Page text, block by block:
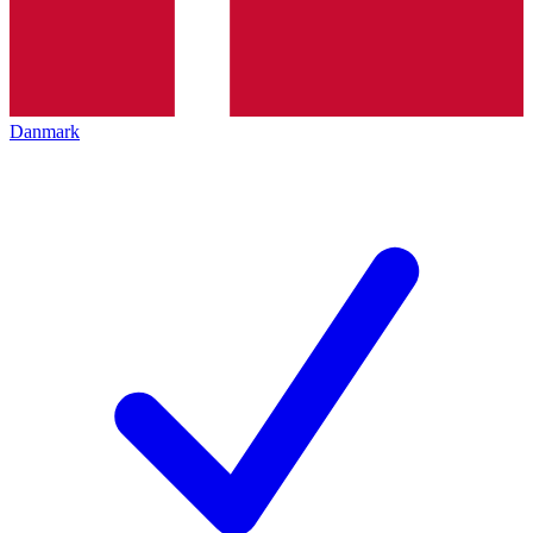
Danmark